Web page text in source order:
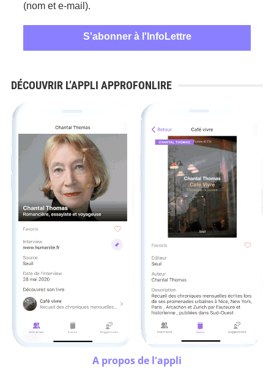
(nom et e-mail).
DÉCOUVRIR L’APPLI APPROFONLIRE
A propos de l'appli